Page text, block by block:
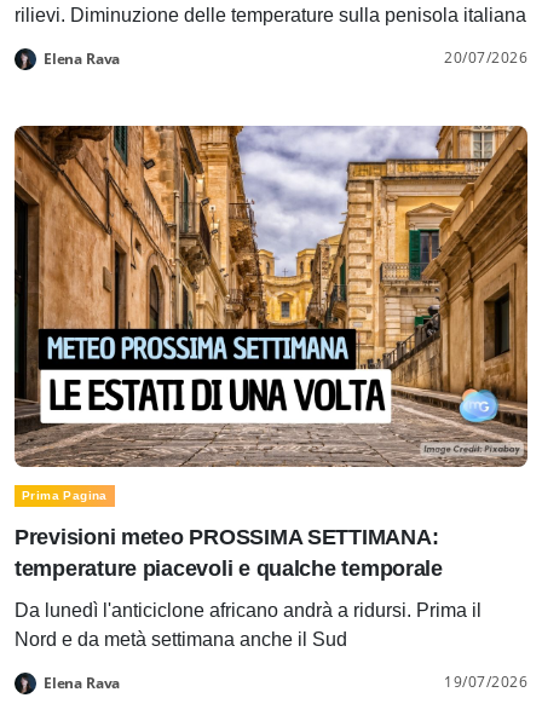
rilievi. Diminuzione delle temperature sulla penisola italiana
Elena Rava 20/07/2026
Prima Pagina
Previsioni meteo PROSSIMA SETTIMANA:
temperature piacevoli e qualche temporale
Da lunedì l'anticiclone africano andrà a ridursi. Prima il
Nord e da metà settimana anche il Sud
Elena Rava 19/07/2026